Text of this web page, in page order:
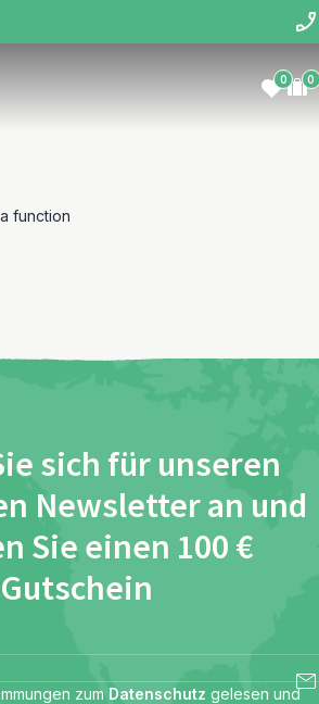
0 0
function
sich für unseren
Newsletter an und
Sie einen 100 €
Gutschein
zum Datenschutz gelesen und